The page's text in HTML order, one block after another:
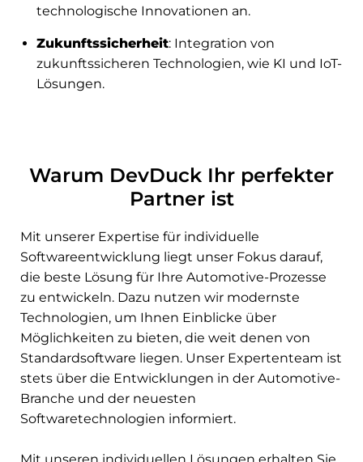
technologische Innovationen an.
Zukunftssicherheit: Integration von
zukunftssicheren Technologien, wie KI und IoT-
Lösungen.
Warum DevDuck Ihr perfekter
Partner ist
Mit unserer Expertise für individuelle
Softwareentwicklung liegt unser Fokus darauf,
die beste Lösung für Ihre Automotive-Prozesse
zu entwickeln. Dazu nutzen wir modernste
Technologien, um Ihnen Einblicke über
Möglichkeiten zu bieten, die weit denen von
Standardsoftware liegen. Unser Expertenteam ist
stets über die Entwicklungen in der Automotive-
Branche und der neuesten
Softwaretechnologien informiert.